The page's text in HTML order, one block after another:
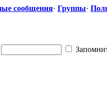
сообщения· Группы·